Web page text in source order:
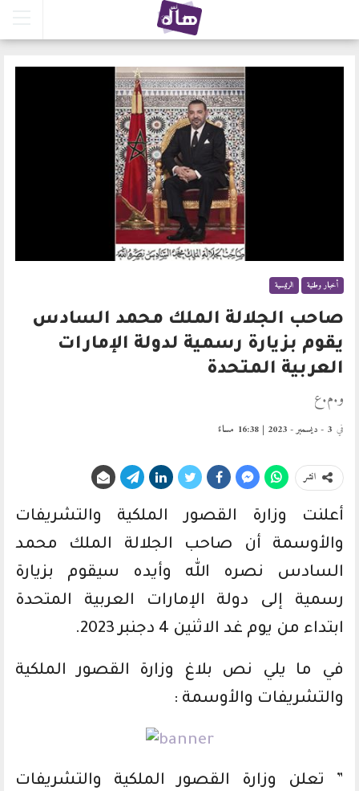
أخبار وطنية الرئيسية
صاحب الجلالة الملك محمد السادس
يقوم بزيارة رسمية لدولة الإمارات
العربية المتحدة
و.م.ع
في 3 - ديسمبر - 2023 | 16:38 مساءً
انشر
أعلنت وزارة القصور الملكية والتشريفات
والأوسمة أن صاحب الجلالة الملك محمد
السادس نصره الله وأيده سيقوم بزيارة
رسمية إلى دولة الإمارات العربية المتحدة
ابتداء من يوم غد الاثنين 4 دجنبر 2023.
في ما يلي نص بلاغ وزارة القصور الملكية
والتشريفات والأوسمة :
” تعلن وزارة القصور الملكية والتشريفات